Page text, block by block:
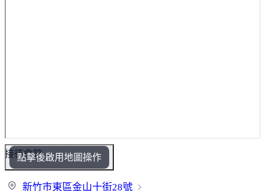
點擊後啟用地圖操作
接待會館
新竹市東區金山十街28號